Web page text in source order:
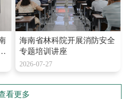
海南省林科院开展消防安全
专题培训讲座
2026-07-27
看更多